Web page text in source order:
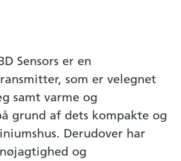
Sensors er en
som er velegnet
samt varme og
grund af dets kompakte og
Derudover har
og